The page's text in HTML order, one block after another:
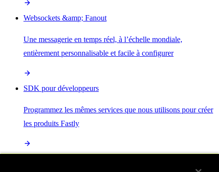
Websockets &amp; Fanout
Une messagerie en temps réel, à l’échelle mondiale,
entièrement personnalisable et facile à configurer
SDK pour développeurs
Programmez les mêmes services que nous utilisons pour créer
les produits Fastly